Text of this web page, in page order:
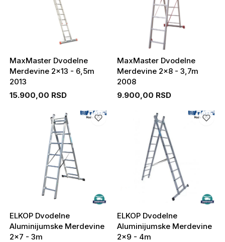
MaxMaster Dvodelne
Merdevine 2x13 - 6,5m
2013
15.900,00 RSD
MaxMaster Dvodelne
Merdevine 2x8 - 3,7m
2008
9.900,00 RSD
ELKOP Dvodelne
Aluminijumske Merdevine
2x7 - 3m
ELKOP Dvodelne
Aluminijumske Merdevine
2x9 - 4m